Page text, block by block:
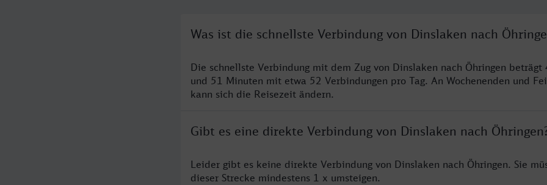
Was ist die schnellste Verbindung von Dinslaken nach
Die schnellste Verbindung mit dem Zug von Dinslaken nach Öhringen beträgt
und 51 Minuten mit etwa 52 Verbindungen pro Tag. An Wochenenden und
kann sich die Reisezeit ändern.
Gibt es eine direkte Verbindung von Dinslaken nach
Leider gibt es keine direkte Verbindung von Dinslaken nach Öhringen. Sie
dieser Strecke mindestens 1 x umsteigen.